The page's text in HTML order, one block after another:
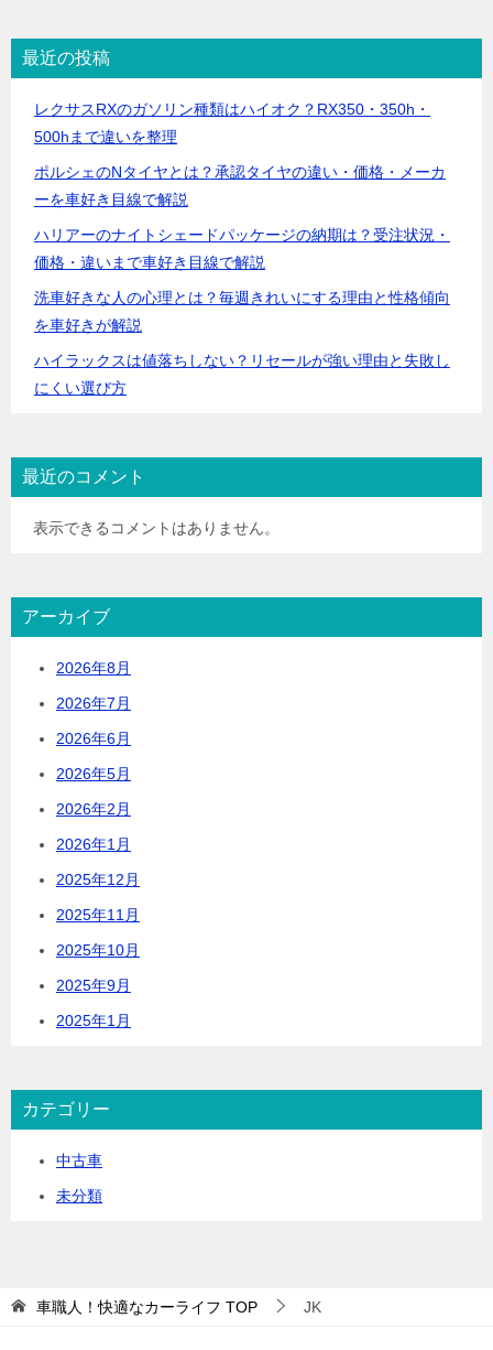
最近の投稿
レクサスRXのガソリン種類はハイオク？RX350・350h・
500hまで違いを整理
ポルシェのNタイヤとは？承認タイヤの違い・価格・メーカ
ーを車好き目線で解説
ハリアーのナイトシェードパッケージの納期は？受注状況・
価格・違いまで車好き目線で解説
洗車好きな人の心理とは？毎週きれいにする理由と性格傾向
を車好きが解説
ハイラックスは値落ちしない？リセールが強い理由と失敗し
にくい選び方
最近のコメント
表示できるコメントはありません。
アーカイブ
2026年8月
2026年7月
2026年6月
2026年5月
2026年2月
2026年1月
2025年12月
2025年11月
2025年10月
2025年9月
2025年1月
カテゴリー
中古車
未分類
車職人！快適なカーライフ TOP JK